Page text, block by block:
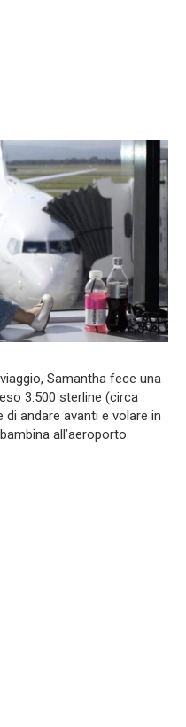
Samantha fece una
3.500 sterline (circa
di andare avanti e volare in
all’aeroporto.